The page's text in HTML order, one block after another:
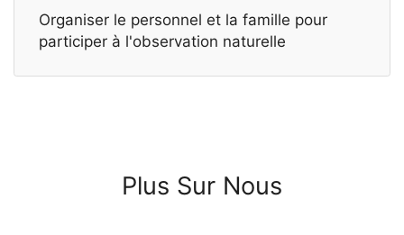
Organiser le personnel et la famille pour
participer à l'observation naturelle
Plus Sur Nous